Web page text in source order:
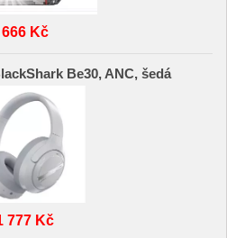
666 Kč
Be30, ANC, šedá
777 Kč